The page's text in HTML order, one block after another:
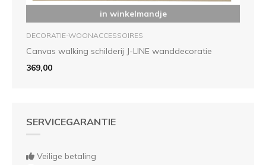
in winkelmandje
DECORATIE-WOONACCESSOIRES
Canvas walking schilderij J-LINE wanddecoratie
369,00
SERVICEGARANTIE
Veilige betaling